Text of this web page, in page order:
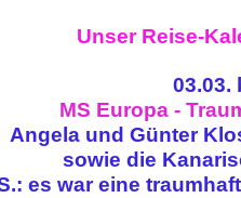
Unser Reise-
03.03.
MS Europa -
Angela und Günter
sowie die
es war eine